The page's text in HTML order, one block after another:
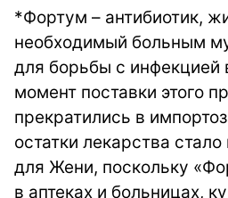
*Фортум – антибиотик,
необходимый больным
для борьбы с инфекцией
момент поставки этого
прекратились в
остатки лекарства
для Жени, поскольку
в аптеках и больницах,